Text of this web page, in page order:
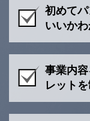
初めて
いいか
事業内
レット